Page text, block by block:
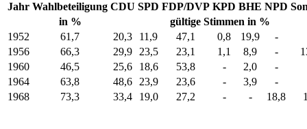
Jahr Wahlbeteiligung CDU SPD FDP/DVP KPD BHE NPD
in %
gültige Stimmen in %
1952
61,7 20,3 11,9 47,1 0,8 19,9
-
1956
66,3 29,9 23,5 23,1 1,1 8,9 -
1960
46,5 25,6 18,6 53,8 - 2,0
-
1964
63,8 48,6 23,9 23,6 - 3,9
-
1968
73,3 33,4 19,0 27,2 - - 18,8